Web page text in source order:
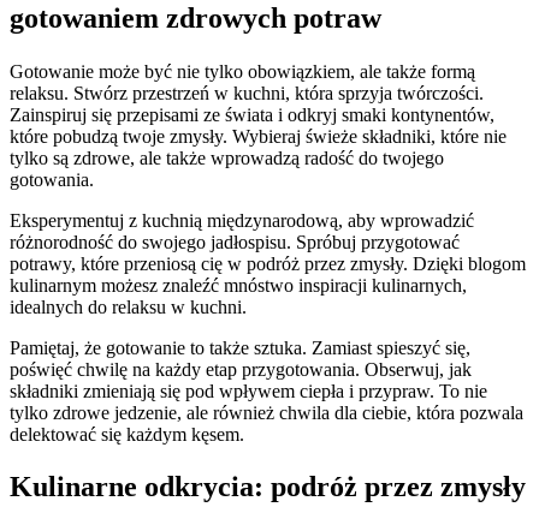
gotowaniem zdrowych potraw
Gotowanie może być nie tylko obowiązkiem, ale także formą
relaksu. Stwórz przestrzeń w kuchni, która sprzyja twórczości.
Zainspiruj się przepisami ze świata i odkryj smaki kontynentów,
które pobudzą twoje zmysły. Wybieraj świeże składniki, które nie
tylko są zdrowe, ale także wprowadzą radość do twojego
gotowania.
Eksperymentuj z kuchnią międzynarodową, aby wprowadzić
różnorodność do swojego jadłospisu. Spróbuj przygotować
potrawy, które przeniosą cię w podróż przez zmysły. Dzięki blogom
kulinarnym możesz znaleźć mnóstwo inspiracji kulinarnych,
idealnych do relaksu w kuchni.
Pamiętaj, że gotowanie to także sztuka. Zamiast spieszyć się,
poświęć chwilę na każdy etap przygotowania. Obserwuj, jak
składniki zmieniają się pod wpływem ciepła i przypraw. To nie
tylko zdrowe jedzenie, ale również chwila dla ciebie, która pozwala
delektować się każdym kęsem.
Kulinarne odkrycia: podróż przez zmysły